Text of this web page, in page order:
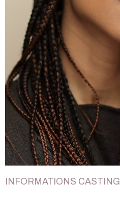
INFORMATIONS CASTING